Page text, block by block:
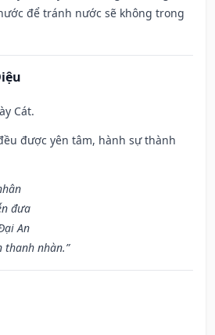
để tránh nước sẽ không trong
Cát.
được yên tâm, hành sự thành
đưa
An
thanh nhàn.”